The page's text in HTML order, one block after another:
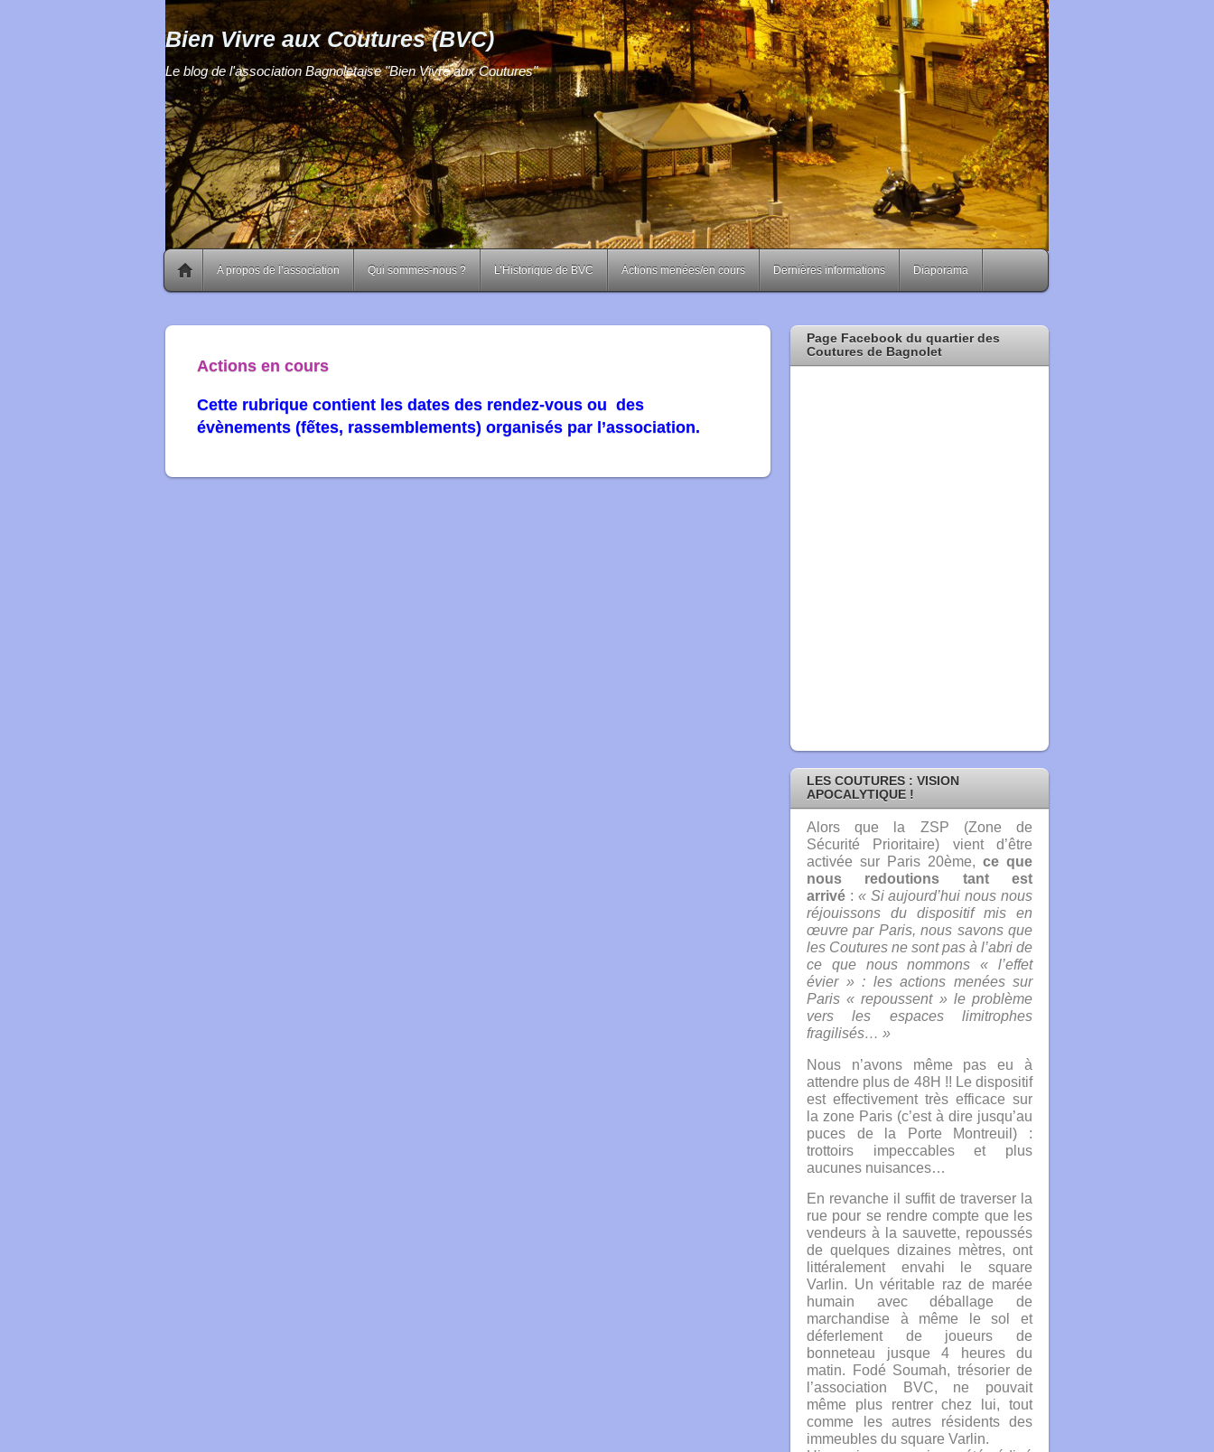
Bien Vivre aux Coutures (BVC)
Le blog de l'association Bagnoletaise "Bien Vivre aux Coutures"
A propos de l’association Qui sommes-nous ? L’Historique de BVC Actions menées/en cours Dernières informations Diaporama
Actions en cours
Cette rubrique contient les dates des rendez-vous ou des
évènements (fếtes, rassemblements) organisés par l’association.
Page Facebook du quartier des
Coutures de Bagnolet
LES COUTURES : VISION
APOCALYTIQUE !
Alors que la ZSP (Zone de
Sécurité Prioritaire) vient d’être
activée sur Paris 20ème, ce que
nous redoutions tant est
arrivé : « Si aujourd’hui nous nous
réjouissons du dispositif mis en
œuvre par Paris, nous savons que
les Coutures ne sont pas à l’abri de
ce que nous nommons « l’effet
évier » : les actions menées sur
Paris « repoussent » le problème
vers les espaces limitrophes
fragilisés… »
Nous n’avons même pas eu à
attendre plus de 48H !! Le dispositif
est effectivement très efficace sur
la zone Paris (c’est à dire jusqu’au
puces de la Porte Montreuil) :
trottoirs impeccables et plus
aucunes nuisances…
En revanche il suffit de traverser la
rue pour se rendre compte que les
vendeurs à la sauvette, repoussés
de quelques dizaines mètres, ont
littéralement envahi le square
Varlin. Un véritable raz de marée
humain avec déballage de
marchandise à même le sol et
déferlement de joueurs de
bonneteau jusque 4 heures du
matin. Fodé Soumah, trésorier de
l’association BVC, ne pouvait
même plus rentrer chez lui, tout
comme les autres résidents des
immeubles du square Varlin.